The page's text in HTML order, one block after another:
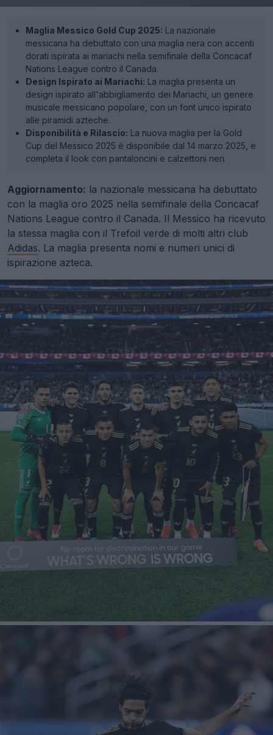
Maglia Messico Gold Cup 2025: La nazionale
messicana ha debuttato con una maglia nera con accenti
dorati ispirata ai mariachi nella semifinale della Concacaf
Nations League contro il Canada.
Design Ispirato ai Mariachi: La maglia presenta un
design ispirato all'abbigliamento dei Mariachi, un genere
musicale messicano popolare, con un font unico ispirato
alle piramidi azteche.
Disponibilità e Rilascio: La nuova maglia per la Gold
Cup del Messico 2025 è disponibile dal 14 marzo 2025, e
completa il look con pantaloncini e calzettoni neri.
Aggiornamento: la nazionale messicana ha debuttato
con la maglia oro 2025 nella semifinale della Concacaf
Nations League contro il Canada. Il Messico ha ricevuto
la stessa maglia con il Trefoil verde di molti altri club
Adidas. La maglia presenta nomi e numeri unici di
ispirazione azteca.